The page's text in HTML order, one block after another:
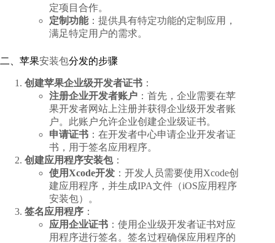
定项目合作。
定制功能：提供具有特定功能的定制应用，
满足特定用户的需求。
二、苹果安装包分发的步骤
创建苹果企业级开发者证书 ：
注册企业开发者账户 ：首先，企业需要在苹
果开发者网站上注册并获得企业级开发者账
户。此账户允许企业创建企业级证书。
申请证书 ：在开发者中心申请企业开发者证
书，用于签名应用程序。
创建应用程序安装包：
使用Xcode开发 ：开发人员需要使用Xcode创
建应用程序，并生成IPA文件（iOS应用程序
安装包）。
签名应用程序 ：
应用企业证书 ：使用企业级开发者证书对应
用程序进行签名。签名过程确保应用程序的